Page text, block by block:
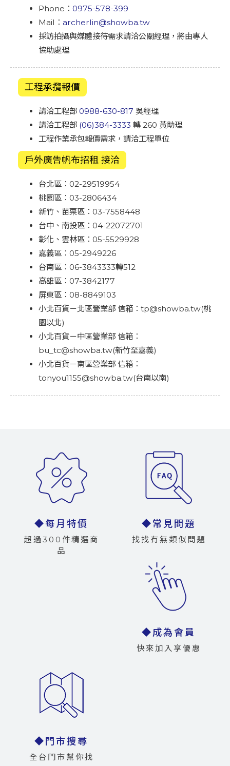
Phone： 0975-578-399
Mail： archerlin@showba.tw
採訪拍攝與媒體接待需求請洽公關經理，將由專人
協助處理
工程承攬報價
請洽工程部 0988-630-817 吳經理
請洽工程部 (06)384-3333 轉 260 黃助理
工程作業承包報價需求，請洽工程單位
戶外廣告帆布招租 接洽
台北區：02-29519954
桃園區：03-2806434
新竹、苗栗區：03-7558448
台中、南投區：04-22072701
彰化、雲林區：05-5529928
嘉義區：05-2949226
台南區：06-3843333轉512
高雄區：07-3842177
屏東區：08-8849103
小北百貨－北區營業部 信箱：tp@showba.tw(桃
園以北)
小北百貨－中區營業部 信箱：
bu_tc@showba.tw(新竹至嘉義)
小北百貨－南區營業部 信箱：
tonyou1155@showba.tw(台南以南)
◆每月特價
超過300件精選商
品
◆常見問題
找找有無類似問題
◆成為會員
快來加入享優惠
◆門市搜尋
全台門市幫你找